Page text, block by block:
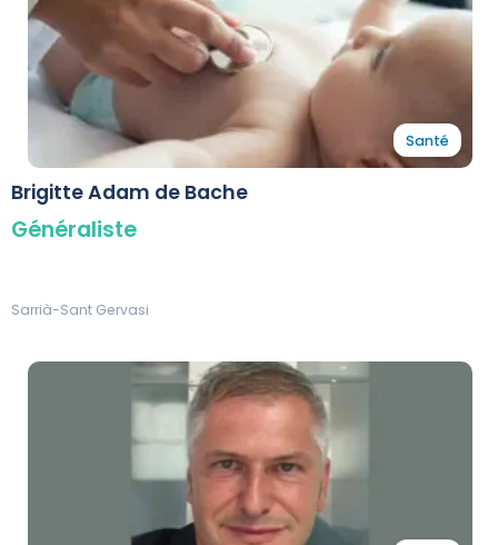
Santé
Brigitte Adam de Bache
Généraliste
Sarrià-Sant Gervasi